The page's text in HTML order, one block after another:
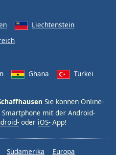
Liechtenstein
Ghana Türkei
Sie können Online-
mit der Android-
oder iOS- App!
Südamerika Europa